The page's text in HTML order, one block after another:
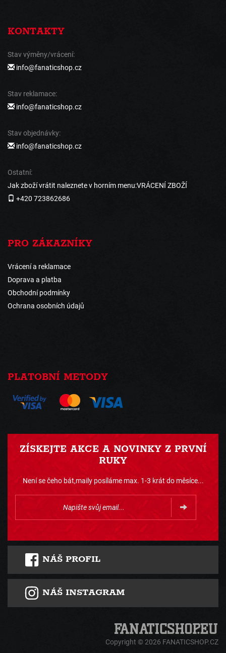
KONTAKTY
Stav výměny/vrácení:
info@fanaticshop.cz
Stav reklamace:
info@fanaticshop.cz
Stav objednávky:
info@fanaticshop.cz
Ostatní:
Jak zboží vrátit naleznete v horním menu:VRÁCENÍ ZBOŽÍ
+420 723862686
PRO ZÁKAZNÍKY
Vrácení a reklamace
Doprava a platba
Obchodní podmínky
Ochrana osobních údajů
PLATOBNÍ METODY
ZÍSKEJTE AKCE A NOVINKY Z PRVNÍ
RUKY
Není se čeho bát,maily posíláme max. 1-3 krát do měsíce...
NÁŠ PROFIL
NÁŠ INSTAGRAM
Copyright © 2026 FANATICSHOP.CZ